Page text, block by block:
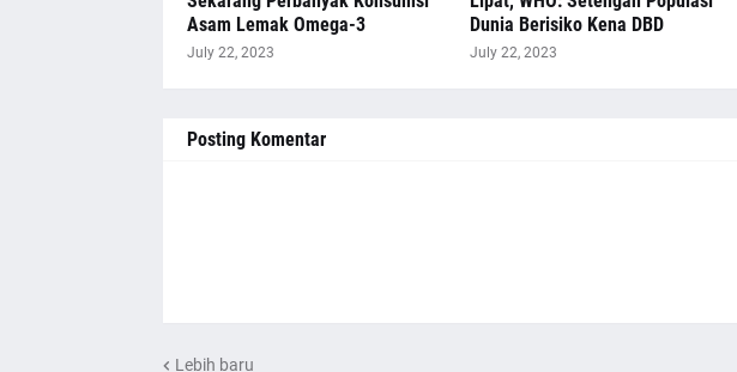
Asam Lemak Omega-3
July 22, 2023
Dunia Berisiko Kena DBD
July 22, 2023
Posting Komentar
Lebih baru